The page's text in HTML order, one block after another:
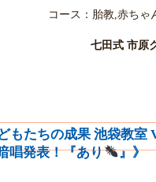
コース：胎教,赤ちゃ
七田式 市原
もたちの成果 池袋教室
発表！『あり
』》